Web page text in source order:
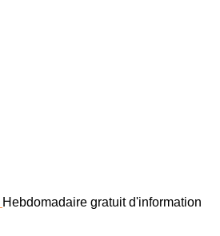
Hebdomadaire gratuit d'information